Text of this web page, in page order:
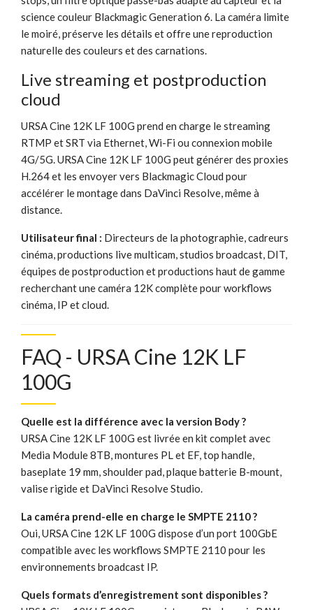
science couleur Blackmagic Generation 6. La caméra limite
le moiré, préserve les détails et offre une reproduction
naturelle des couleurs et des carnations.
Live streaming et postproduction
cloud
URSA Cine 12K LF 100G prend en charge le streaming
RTMP et SRT via Ethernet, Wi-Fi ou connexion mobile
4G/5G. URSA Cine 12K LF 100G peut générer des proxies
H.264 et les envoyer vers Blackmagic Cloud pour
accélérer le montage dans DaVinci Resolve, même à
distance.
Utilisateur final : Directeurs de la photographie, cadreurs
cinéma, productions live multicam, studios broadcast, DIT,
équipes de postproduction et productions haut de gamme
recherchant une caméra 12K complète pour workflows
cinéma, IP et cloud.
FAQ - URSA Cine 12K LF
100G
Quelle est la différence avec la version Body ?
URSA Cine 12K LF 100G est livrée en kit complet avec
Media Module 8TB, montures PL et EF, top handle,
baseplate 19 mm, shoulder pad, plaque batterie B-mount,
valise rigide et DaVinci Resolve Studio.
La caméra prend-elle en charge le SMPTE 2110 ?
Oui, URSA Cine 12K LF 100G dispose d’un port 100GbE
compatible avec les workflows SMPTE 2110 pour les
environnements broadcast IP.
Quels formats d’enregistrement sont disponibles ?